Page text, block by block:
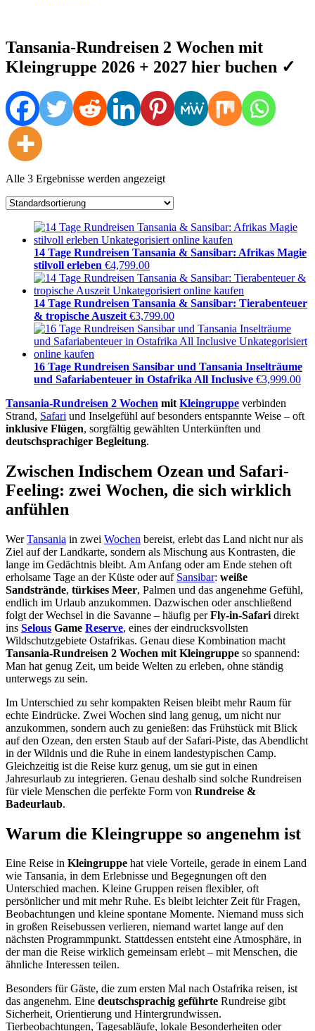
Tansania-Rundreisen 2 Wochen mit
Kleingruppe 2026 + 2027 hier buchen ✓
Alle 3 Ergebnisse werden angezeigt
14 Tage Rundreisen Tansania & Sansibar: Afrikas Magie
stilvoll erleben €4,799.00
14 Tage Rundreisen Tansania & Sansibar: Tierabenteuer
& tropische Auszeit €3,799.00
16 Tage Rundreisen Sansibar und Tansania Inselträume
und Safariabenteuer in Ostafrika All Inclusive €3,999.00
Tansania-Rundreisen 2 Wochen mit Kleingruppe verbinden
Strand, Safari und Inselgefühl auf besonders entspannte Weise – oft
inklusive Flügen, sorgfältig gewählten Unterkünften und
deutschsprachiger Begleitung.
Zwischen Indischem Ozean und Safari-
Feeling: zwei Wochen, die sich wirklich
anfühlen
WerTansania in zwei Wochen bereist, erlebt das Land nicht nur als
Ziel auf der Landkarte, sondern als Mischung aus Kontrasten, die
lange im Gedächtnis bleibt. Am Anfang oder am Ende stehen oft
erholsame Tage an der Küste oder auf Sansibar: weiße
Sandstrände, türkises Meer, Palmen und das angenehme Gefühl,
endlich im Urlaub anzukommen. Dazwischen oder anschließend
folgt der Wechsel in die Savanne – häufig perFly-in-Safari direkt
ins Selous Game Reserve, eines der eindrucksvollsten
Wildschutzgebiete Ostafrikas. Genau diese Kombination macht
Tansania-Rundreisen 2 Wochen mit Kleingruppe so spannend:
Man hat genug Zeit, um beide Welten zu erleben, ohne ständig
unterwegs zu sein.
Im Unterschied zu sehr kompakten Reisen bleibt mehr Raum für
echte Eindrücke. Zwei Wochen sind lang genug, um nicht nur
anzukommen, sondern auch zu genießen: das Frühstück mit Blick
auf den Ozean, den ersten Staub auf der Safari-Piste, das Abendlicht
in der Wildnis und die Ruhe in einem landestypischen Camp.
Gleichzeitig ist die Reise kurz genug, um sie gut in einen
Jahresurlaub zu integrieren. Genau deshalb sind solche Rundreisen
für viele Menschen die perfekte Form von Rundreise &
Badeurlaub.
Warum die Kleingruppe so angenehm ist
Eine Reise in Kleingruppe hat viele Vorteile, gerade in einem Land
wie Tansania, in dem Erlebnisse und Begegnungen oft den
Unterschied machen. Kleine Gruppen reisen flexibler, oft
persönlicher und mit mehr Ruhe. Es bleibt leichter Zeit für Fragen,
Beobachtungen und kleine spontane Momente. Niemand muss sich
in großen Reisebussen verlieren, niemand wartet lange auf den
nächsten Programmpunkt. Stattdessen entsteht eine Atmosphäre, in
der man die Reise wirklich gemeinsam erlebt – mit Menschen, die
ähnliche Interessen teilen.
Besonders für Gäste, die zum ersten Mal nach Ostafrika reisen, ist
das angenehm. Eine deutschsprachig geführte Rundreise gibt
Sicherheit, Orientierung und Hintergrundwissen.
Tierbeobachtungen, Tagesabläufe, lokale Besonderheiten oder